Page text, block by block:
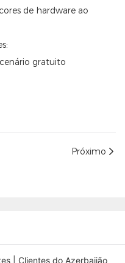
de hardware ao
gratuito
Próximo
| Clientes do Azerbaijão